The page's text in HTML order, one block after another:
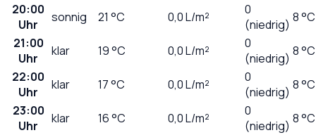
20:00
Uhr
sonnig 21 °C 0,0L/m²
0
(niedrig) 8 °C
21:00
Uhr
klar 19°C 0,0L/m²
0
(niedrig) 8 °C
22:00
Uhr
klar 17°C 0,0L/m²
0
(niedrig) 8 °C
23:00
Uhr
klar 16°C 0,0L/m²
0
(niedrig) 8 °C